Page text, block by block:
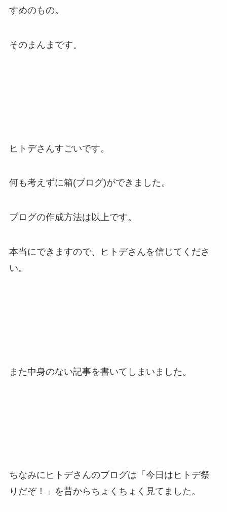
すめのもの。
そのまんまです。
ヒトデさんすごいです。
何も考えずに箱(ブログ)ができました。
ブログの作成方法は以上です。
本当にできますので、ヒトデさんを信じてくださ
い。
また中身のない記事を書いてしまいました。
ちなみにヒトデさんのブログは「今日はヒトデ祭
りだぞ！」を昔からちょくちょく見てました。